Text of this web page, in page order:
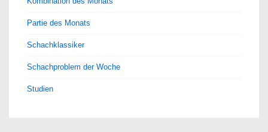
Partie des Monats
Schachklassiker
Schachproblem der Woche
Studien